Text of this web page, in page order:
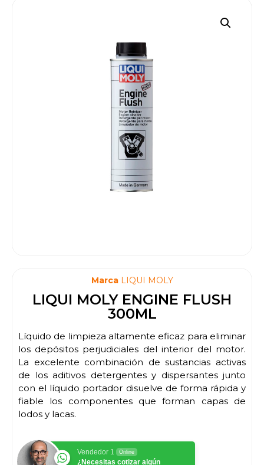
Marca LIQUI MOLY
LIQUI MOLY ENGINE FLUSH
300ML
Líquido de limpieza altamente eficaz para eliminar
los depósitos perjudiciales del interior del motor.
La excelente combinación de sustancias activas
de los aditivos detergentes y dispersantes junto
con el líquido portador disuelve de forma rápida y
fiable los componentes que forman capas de
lodos y lacas.
Vendedor 1 Online
¿Necesitas cotizar algún